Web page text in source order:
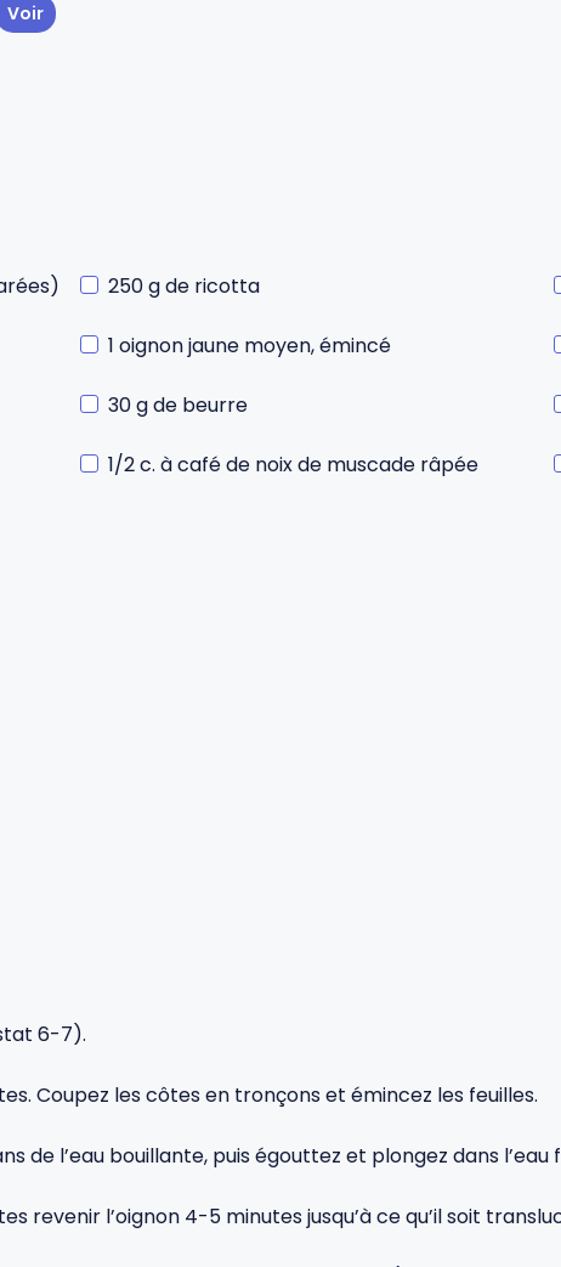
Voir
250 g de ricotta
1 oignon jaune moyen, émincé
30 g de beurre
1/2 c. à café de noix de muscade râpée
6-7).
Coupez les côtes en tronçons et émincez les feuilles.
de l’eau bouillante, puis égouttez et plongez dans l’eau
revenir l’oignon 4-5 minutes jusqu’à ce qu’il soit